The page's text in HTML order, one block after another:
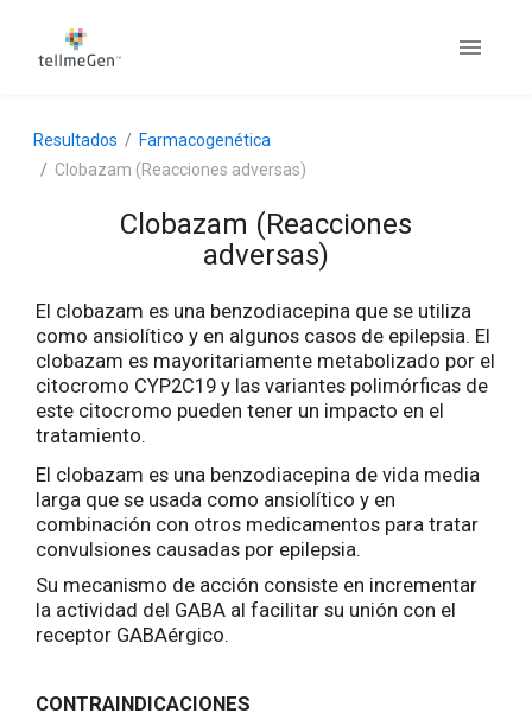
Resultados
Farmacogenética
Clobazam (Reacciones adversas)
Clobazam (Reacciones
adversas)
El clobazam es una benzodiacepina que se utiliza
como ansiolítico y en algunos casos de epilepsia. El
clobazam es mayoritariamente metabolizado por el
citocromo CYP2C19 y las variantes polimórficas de
este citocromo pueden tener un impacto en el
tratamiento.
El clobazam es una benzodiacepina de vida media
larga que se usada como ansiolítico y en
combinación con otros medicamentos para tratar
convulsiones causadas por epilepsia.
Su mecanismo de acción consiste en incrementar
la actividad del GABA al facilitar su unión con el
receptor GABAérgico.
CONTRAINDICACIONES